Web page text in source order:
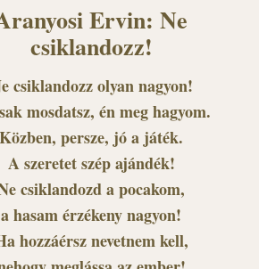
Ervin: Ne
csiklandozz!
csiklandozz olyan nagyon!
mosdatsz, én meg hagyom.
Közben, persze, jó a játék.
A szeretet szép ajándék!
csiklandozd a pocakom,
a hasam érzékeny nagyon!
hozzáérsz nevetnem kell,